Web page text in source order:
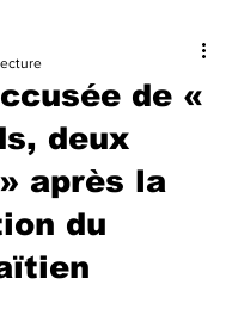
de «
deux
après la
du